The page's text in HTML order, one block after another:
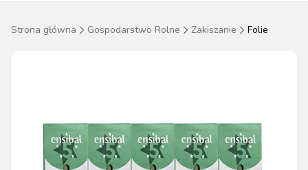
Strona główna Gospodarstwo Rolne Zakiszanie Folie